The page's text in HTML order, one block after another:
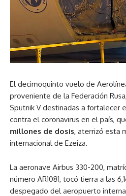
El decimoquinto vuelo de
proveniente de la Federación
Sputnik V destinadas a fortalecer
contra el coronavirus en el país,
millones de dosis, aterrizó esta
internacional de Ezeiza.
La aeronave Airbus 330-200,
número AR1081, tocó tierra a las
despegado del aeropuerto